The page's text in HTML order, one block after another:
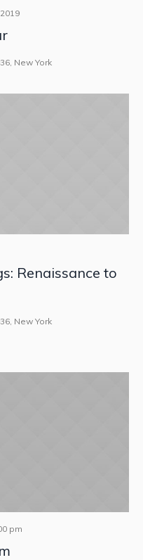
New York
Renaissance to
New York
pm